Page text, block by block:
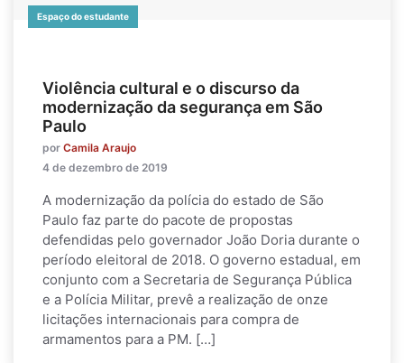
Espaço do estudante
Violência cultural e o discurso da
modernização da segurança em São
Paulo
por Camila Araujo
4 de dezembro de 2019
A modernização da polícia do estado de São
Paulo faz parte do pacote de propostas
defendidas pelo governador João Doria durante o
período eleitoral de 2018. O governo estadual, em
conjunto com a Secretaria de Segurança Pública
e a Polícia Militar, prevê a realização de onze
licitações internacionais para compra de
armamentos para a PM. […]